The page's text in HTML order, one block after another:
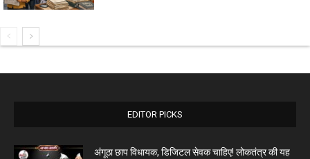
EDITOR PICKS
अंगूठा छाप विधायक, डिजिटल सेवक चाहिए! लोकतंत्र की यह